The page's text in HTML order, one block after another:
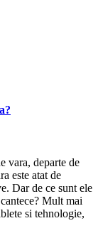
vara, departe de
este atat de
Dar de ce sunt ele
Mult mai
si tehnologie,